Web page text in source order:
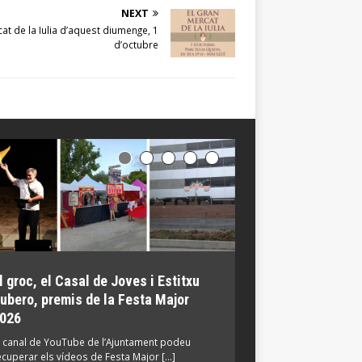
NEXT
de la Iulia d’aquest diumenge, 1
d’octubre
groc, el Casal de Joves i Estitxu
premis de la Festa Major
canal de YouTube de l’Ajuntament podeu
els vídeos de Festa Major […]